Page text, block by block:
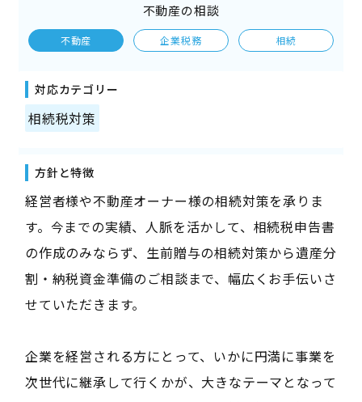
不動産の相談
不動産 企業税務 相続
対応カテゴリー
相続税対策
方針と特徴
経営者様や不動産オーナー様の相続対策を承りま
す。今までの実績、人脈を活かして、相続税申告書
の作成のみならず、生前贈与の相続対策から遺産分
割・納税資金準備のご相談まで、幅広くお手伝いさ
せていただきます。
企業を経営される方にとって、いかに円満に事業を
次世代に継承して行くかが、大きなテーマとなって